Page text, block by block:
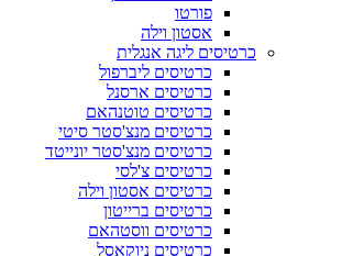
פורטו
אסטון וילה
כרטיסים ליגה אנגלית
כרטיסים ליברפול
כרטיסים ארסנל
כרטיסים טוטנהאם
כרטיסים מנצ'סטר סיטי
כרטיסים מנצ'סטר יונייטד
כרטיסים צ'לסי
כרטיסים אסטון וילה
כרטיסים ברייטון
כרטיסים ווסטהאם
כרטיסים ניוקאסל